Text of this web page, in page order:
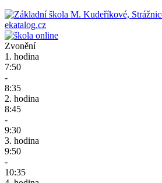
Zvonění
1. hodina
7:50
-
8:35
2. hodina
8:45
-
9:30
3. hodina
9:50
-
10:35